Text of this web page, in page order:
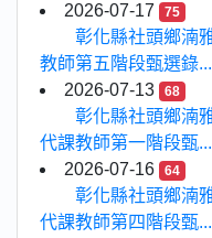
2026-07-17
75
彰化縣社頭鄉湳
教師第五階段甄選錄...
2026-07-13
68
彰化縣社頭鄉湳
代課教師第一階段甄...
2026-07-16
64
彰化縣社頭鄉湳
代課教師第四階段甄...